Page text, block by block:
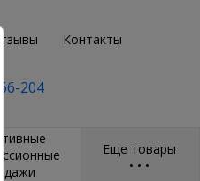
Контакты
204
Еще товары
• • •